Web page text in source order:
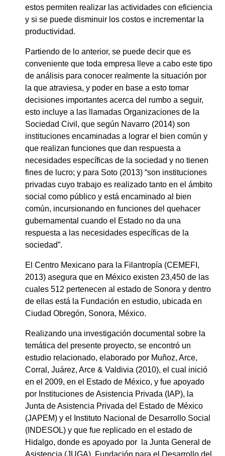
estos permiten realizar las actividades con eficiencia
y si se puede disminuir los costos e incrementar la
productividad.
Partiendo de lo anterior, se puede decir que es
conveniente que toda empresa lleve a cabo este tipo
de análisis para conocer realmente la situación por
la que atraviesa, y poder en base a esto tomar
decisiones importantes acerca del rumbo a seguir,
esto incluye a las llamadas Organizaciones de la
Sociedad Civil, que según Navarro (2014) son
instituciones encaminadas a lograr el bien común y
que realizan funciones que dan respuesta a
necesidades específicas de la sociedad y no tienen
fines de lucro; y para Soto (2013) “son instituciones
privadas cuyo trabajo es realizado tanto en el ámbito
social como público y está encaminado al bien
común, incursionando en funciones del quehacer
gubernamental cuando el Estado no da una
respuesta a las necesidades específicas de la
sociedad”.
El Centro Mexicano para la Filantropía (CEMEFI,
2013) asegura que en México existen 23,450 de las
cuales 512 pertenecen al estado de Sonora y dentro
de ellas está la Fundación en estudio, ubicada en
Ciudad Obregón, Sonora, México.
Realizando una investigación documental sobre la
temática del presente proyecto, se encontró un
estudio relacionado, elaborado por Muñoz, Arce,
Corral, Juárez, Arce & Valdivia (2010), el cual inició
en el 2009, en el Estado de México, y fue apoyado
por Instituciones de Asistencia Privada (IAP), la
Junta de Asistencia Privada del Estado de México
(JAPEM) y el Instituto Nacional de Desarrollo Social
(INDESOL) y que fue replicado en el estado de
Hidalgo, donde es apoyado por la Junta General de
Asistencia (JUGA), Fundación para el Desarrollo del